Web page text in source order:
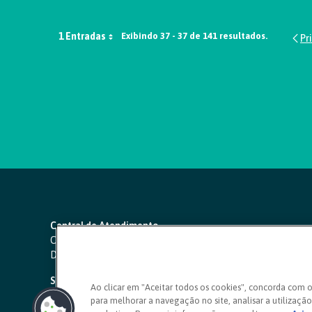
1 Entradas Exibindo 37 - 37 de 141 resultados.
Central de Atendimento
Capitais e regiões metropolitanas:
Demais localidades:
SAC 24 horas
Ouvidoria
Ao clicar em "Aceitar todos os cookies", concorda com
para melhorar a navegação no site, analisar a